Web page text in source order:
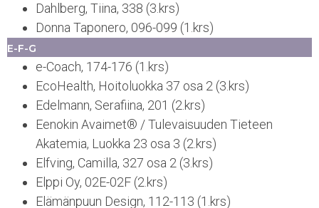
Dahlberg, Tiina, 338 (3.krs)
Donna Taponero, 096-099 (1.krs)
E-F-G
e-Coach, 174-176 (1.krs)
EcoHealth, Hoitoluokka 37 osa 2 (3.krs)
Edelmann, Serafiina, 201 (2.krs)
Eenokin Avaimet® / Tulevaisuuden Tieteen
Akatemia, Luokka 23 osa 3 (2.krs)
Elfving, Camilla, 327 osa 2 (3.krs)
Elppi Oy, 02E-02F (2.krs)
Elämänpuun Design, 112-113 (1.krs)